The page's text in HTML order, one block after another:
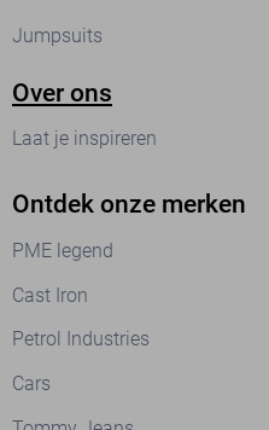
Jumpsuits
Over ons
Laat je inspireren
Ontdek onze merken
PME legend
Cast Iron
Petrol Industries
Cars